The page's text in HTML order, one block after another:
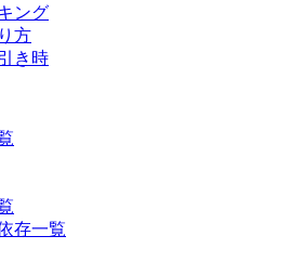
ング
方
き時
存一覧